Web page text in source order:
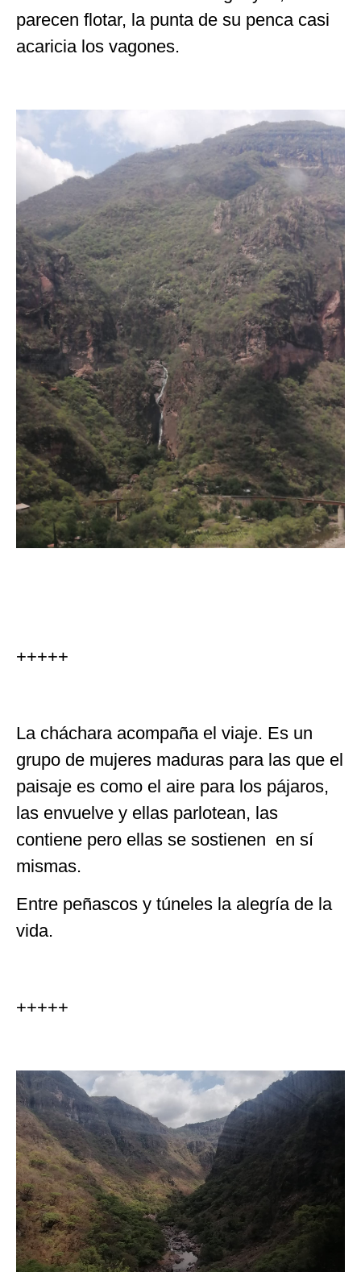
parecen flotar, la punta de su penca casi
acaricia los vagones.
+++++
La cháchara acompaña el viaje. Es un
grupo de mujeres maduras para las que el
paisaje es como el aire para los pájaros,
las envuelve y ellas parlotean, las
contiene pero ellas se sostienen en sí
mismas.
Entre peñascos y túneles la alegría de la
vida.
+++++